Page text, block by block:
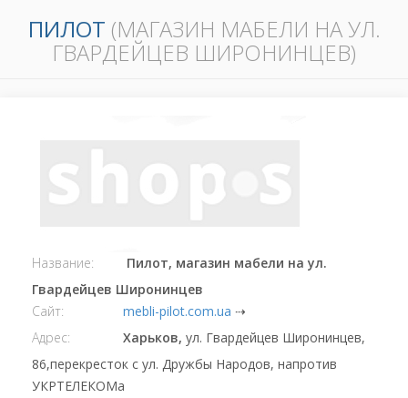
ПИЛОТ (МАГАЗИН МАБЕЛИ НА УЛ.
ГВАРДЕЙЦЕВ ШИРОНИНЦЕВ)
Название:
Пилот, магазин мабели на ул.
Гвардейцев Широнинцев
Сайт:
mebli-pilot.com.ua ⇢
Адрес:
Харьков, ул. Гвардейцев Широнинцев,
86,перекресток с ул. Дружбы Народов, напротив
УКРТЕЛЕКОМа